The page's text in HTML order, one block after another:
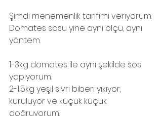
Şimdi menemenlik tarifimi veriyorum.
Domates sosu yine aynı ölçü, aynı
yöntem.
1-3kg domates ile aynı şekilde sos
yapıyorum.
2-1,5kg yeşil sivri biberi yıkıyor,
kuruluyor ve küçük küçük
doğruyorum.